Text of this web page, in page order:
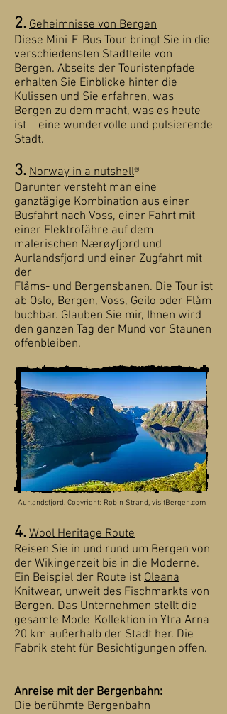
2. Geheimnisse von Bergen
Diese Mini-E-Bus Tour bringt Sie in die
verschiedensten Stadtteile von
Bergen. Abseits der Touristenpfade
erhalten Sie Einblicke hinter die
Kulissen und Sie erfahren, was
Bergen zu dem macht, was es heute
ist – eine wundervolle und pulsierende
Stadt.
3. Norway in a nutshell®
Darunter versteht man eine
ganztägige Kombination aus einer
Busfahrt nach Voss, einer Fahrt mit
einer Elektrofähre auf dem
malerischen Nærøyfjord und
Aurlandsfjord und einer Zugfahrt mit
der
Flåms- und Bergensbanen. Die Tour ist
ab Oslo, Bergen, Voss, Geilo oder Flåm
buchbar. Glauben Sie mir, Ihnen wird
den ganzen Tag der Mund vor Staunen
offenbleiben.
Aurlandsfjord. Copyright: Robin Strand, visitBergen.com
4. Wool Heritage Route
Reisen Sie in und rund um Bergen von
der Wikingerzeit bis in die Moderne.
Ein Beispiel der Route ist Oleana
Knitwear, unweit des Fischmarkts von
Bergen. Das Unternehmen stellt die
gesamte Mode-Kollektion in Ytra Arna
20 km außerhalb der Stadt her. Die
Fabrik steht für Besichtigungen offen.
Anreise mit der Bergenbahn:
Die berühmte Bergenbahn